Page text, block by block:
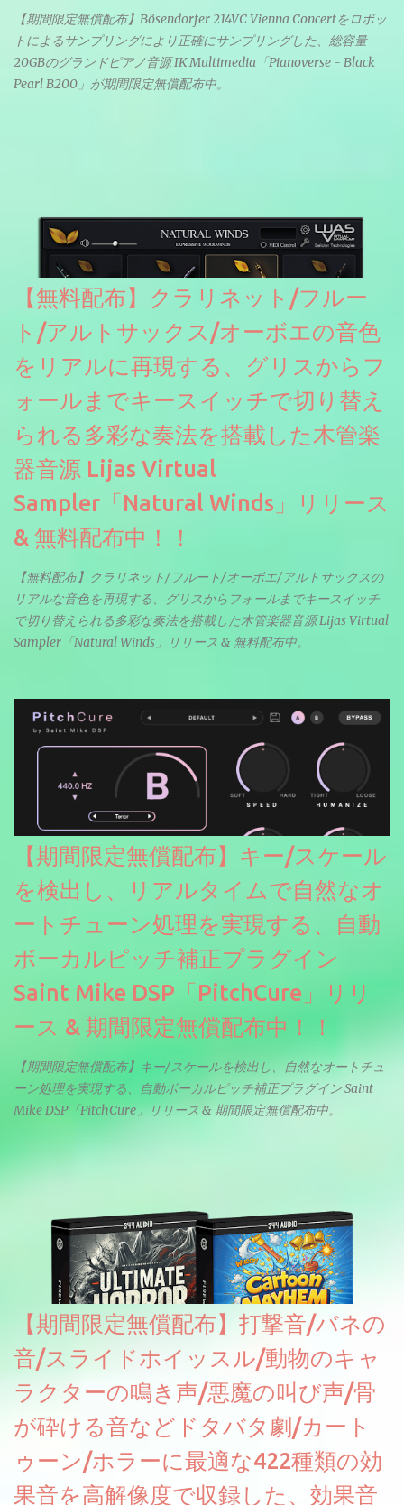
【期間限定無償配布】Bösendorfer 214VC Vienna Concertをロボッ
トによるサンプリングにより正確にサンプリングした、総容量
20GBのグランドピアノ音源 IK Multimedia「Pianoverse - Black
Pearl B200」が期間限定無償配布中。
【無料配布】クラリネット/フルー
ト/アルトサックス/オーボエの音色
をリアルに再現する、グリスからフ
ォールまでキースイッチで切り替え
られる多彩な奏法を搭載した木管楽
器音源 Lijas Virtual
Sampler「Natural Winds」リリース
& 無料配布中！！
【無料配布】クラリネット/フルート/オーボエ/アルトサックスの
リアルな音色を再現する、グリスからフォールまでキースイッチ
で切り替えられる多彩な奏法を搭載した木管楽器音源 Lijas Virtual
Sampler「Natural Winds」リリース & 無料配布中。
【期間限定無償配布】キー/スケール
を検出し、リアルタイムで自然なオ
ートチューン処理を実現する、自動
ボーカルピッチ補正プラグイン
Saint Mike DSP「PitchCure」リリ
ース & 期間限定無償配布中！！
【期間限定無償配布】キー/スケールを検出し、自然なオートチュ
ーン処理を実現する、自動ボーカルピッチ補正プラグイン Saint
Mike DSP「PitchCure」リリース & 期間限定無償配布中。
【期間限定無償配布】打撃音/バネの
音/スライドホイッスル/動物のキャ
ラクターの鳴き声/悪魔の叫び声/骨
が砕ける音などドタバタ劇/カート
ゥーン/ホラーに最適な422種類の効
果音を高解像度で収録した、効果音